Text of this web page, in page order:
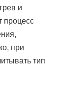
и
процесс
при
тип